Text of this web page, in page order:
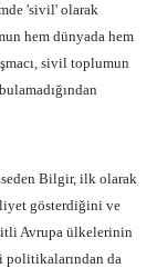
'sivil' olarak
hem dünyada hem
sivil toplumun
Bilgir, ilk olarak
gösterdiğini ve
Avrupa ülkelerinin
politikalarından da